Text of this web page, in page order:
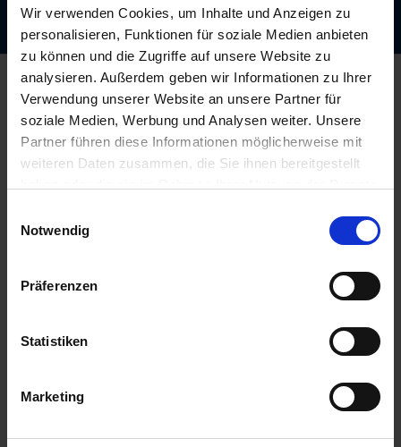
Wir verwenden Cookies, um Inhalte und Anzeigen zu
personalisieren, Funktionen für soziale Medien anbieten
zu können und die Zugriffe auf unsere Website zu
analysieren. Außerdem geben wir Informationen zu Ihrer
Verwendung unserer Website an unsere Partner für
soziale Medien, Werbung und Analysen weiter. Unsere
Partner führen diese Informationen möglicherweise mit
weiteren Daten zusammen, die Sie ihnen bereitgestellt
Notwendig
Präferenzen
Statistiken
Marketing
Abonnieren
Kontakt
AgrarOnline GmbH
23909 Ratzeburg
Deutschland
info@myagrar.de
Kundenservice:
+49 4541 8668 290
Desktopoder